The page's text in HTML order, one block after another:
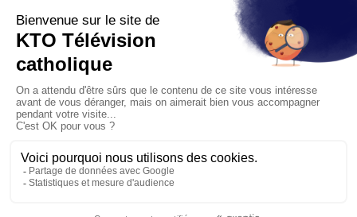
Les reportages d'été 2026 de KTO
La visite pastorale du pape Léon
XIV à Assise à suivre sur KTO le
jeudi 6 août
Le pape en Uruguay, Argentine et
Pérou du 6 au 17 novembre 2026